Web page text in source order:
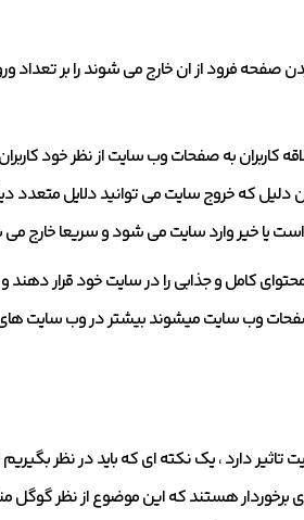
صفحه فرود از ان خارج می شوند را بر
به صفحات وب سایت از نظر خود
دلیل که خروج سایت می توانید دلایل متعدد
است یا خیر وارد سایت می شود و سریعا خارج
کامل و جذابی را در سایت خود قرار دهند
وب سایت میشوند بیشتر در وب سایت های
دارد ، یک نکته ای که باید در نظر
برخوردار هستند که این موضوع از نظر گوگل